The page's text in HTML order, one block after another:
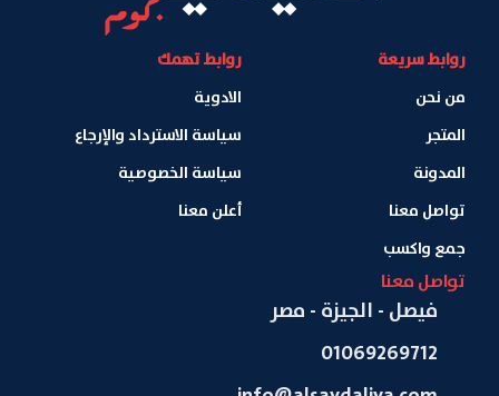
روابط سريعة
من نحن
المتجر
المدونة
تواصل معنا
جمع واكسب
روابط تهمك
الادوية
سياسة الاسترداد والإرجاع
سياسة الخصوصية
أعلن معنا
تواصل معنا
فيصل - الجيزة - مصر
01069269712